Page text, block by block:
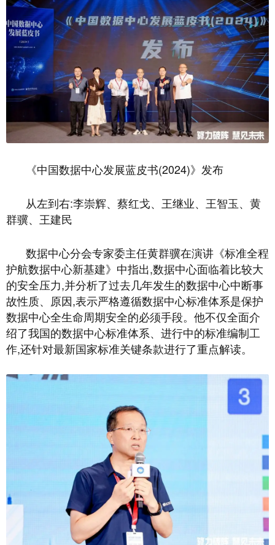
《中国数据中心发展蓝皮书(2024)》发布
从左到右:李崇辉、蔡红戈、王继业、王智玉、黄
群骥、王建民
数据中心分会专家委主任黄群骥在演讲《标准全程
护航数据中心新基建》中指出,数据中心面临着比较大
的安全压力,并分析了过去几年发生的数据中心中断事
故性质、原因,表示严格遵循数据中心标准体系是保护
数据中心全生命周期安全的必须手段。他不仅全面介
绍了我国的数据中心标准体系、进行中的标准编制工
作,还针对最新国家标准关键条款进行了重点解读。